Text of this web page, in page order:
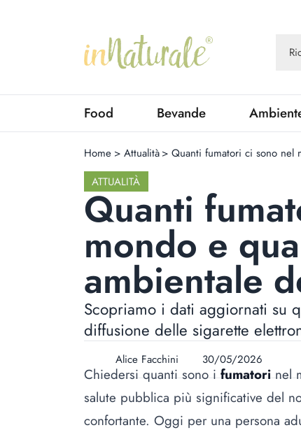
Food Bevande
Home > Attualità > Quanti fumatori ci sono nel
ATTUALITÀ
Quanti
mondo e
ambientale
Scopriamo i dati aggiornati su
diffusione delle sigarette
Alice Facchini 30/05/2026
Chiedersi quanti sono ifumatorinel
salute pubblica più significative del
confortante. Oggi per una persona